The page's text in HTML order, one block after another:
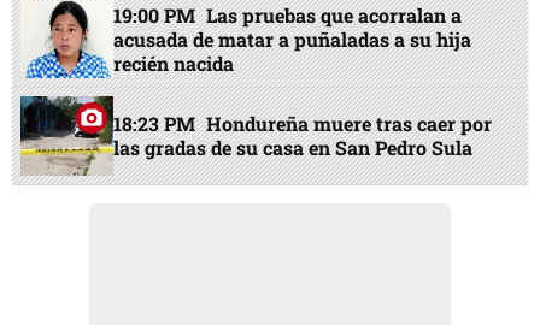
19:00 PM Las pruebas que acorralan a
acusada de matar a puñaladas a su hija
recién nacida
18:23 PM Hondureña muere tras caer por
las gradas de su casa en San Pedro Sula